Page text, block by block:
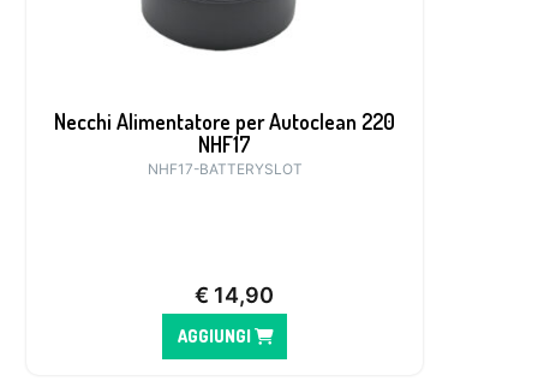
Necchi Alimentatore per Autoclean 220
NHF17
NHF17-BATTERYSLOT
€ 14,90
AGGIUNGI